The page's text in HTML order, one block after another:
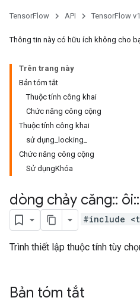
TensorFlow API TensorFlow
Thông tin này có hữu ích không cho
Trên trang này
Bản tóm tắt
Thuộc tính công khai
Chức năng công cộng
Thuộc tính công khai
sử dụng_locking_
Chức năng công cộng
Sử dụngKhóa
dòng chảy căng:: ôi::
#include
Trình thiết lập thuộc tính tùy
Bản tóm tắt